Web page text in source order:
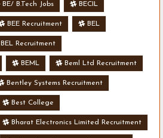
BE/ B.Tech Jobs BECIL
BEE Recruitment BEL
BEL Recruitment
BEML Beml Ltd Recruitment
Bentley Systems Recruitment
Best College
Bharat Electronics Limited Recruitment